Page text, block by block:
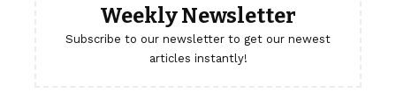
Weekly Newsletter
Subscribe to our newsletter to get our newest
articles instantly!